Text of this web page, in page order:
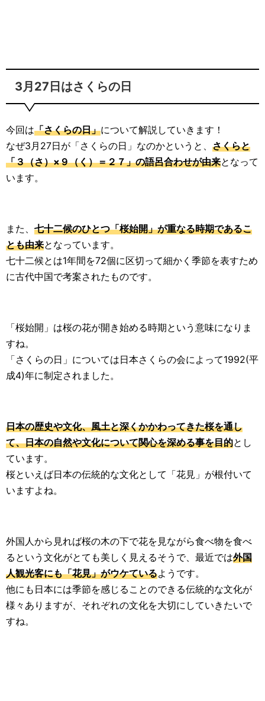
3月27日はさくらの日
今回は「さくらの日」について解説していきます！
なぜ3月27日が「さくらの日」なのかというと、 さくらと
「３（さ）×９（く）＝２７」の語呂合わせが由来となって
います。
また、 七十二候のひとつ「桜始開」が重なる時期であるこ
とも由来となっています。
七十二候とは1年間を72個に区切って細かく季節を表すため
に古代中国で考案されたものです。
「桜始開」は桜の花が開き始める時期という意味になりま
すね。
「さくらの日」については日本さくらの会によって1992(平
成4)年に制定されました。
日本の歴史や文化、風土と深くかかわってきた桜を通し
て、日本の自然や文化について関心を深める事を目的とし
ています。
桜といえば日本の伝統的な文化として「花見」が根付いて
いますよね。
外国人から見れば桜の木の下で花を見ながら食べ物を食べ
るという文化がとても美しく見えるそうで、最近では外国
人観光客にも「花見」がウケているようです。
他にも日本には季節を感じることのできる伝統的な文化が
様々ありますが、それぞれの文化を大切にしていきたいで
すね。